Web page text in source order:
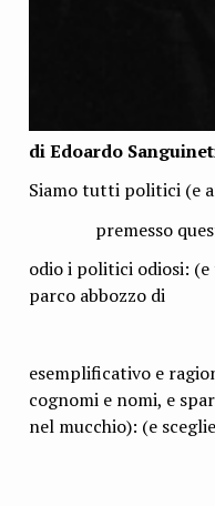
di Edoardo
Siamo tutti politici (e
premesso
odio i politici odiosi:
parco abbozzo di
esemplificativo e
cognomi e nomi, e
nel mucchio): (e